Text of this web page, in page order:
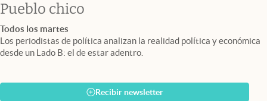
Pueblo chico
Todos los martes
Los periodistas de política analizan la realidad política y económica
desde un Lado B: el de estar adentro.
Recibir newsletter